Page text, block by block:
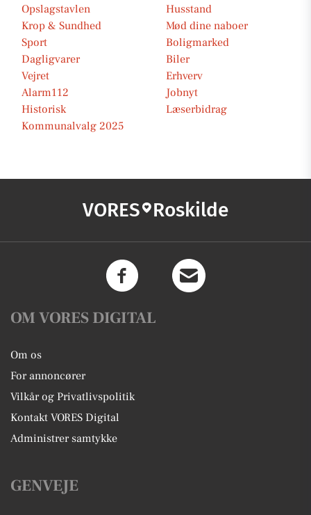
Opslagstavlen
Husstand
Krop & Sundhed
Mød dine naboer
Sport
Boligmarked
Dagligvarer
Biler
Vejret
Erhverv
Alarm112
Jobnyt
Historisk
Læserbidrag
Kommunalvalg 2025
VORES Roskilde
OM VORES DIGITAL
Om os
For annoncører
Vilkår og Privatlivspolitik
Kontakt VORES Digital
Administrer samtykke
GENVEJE